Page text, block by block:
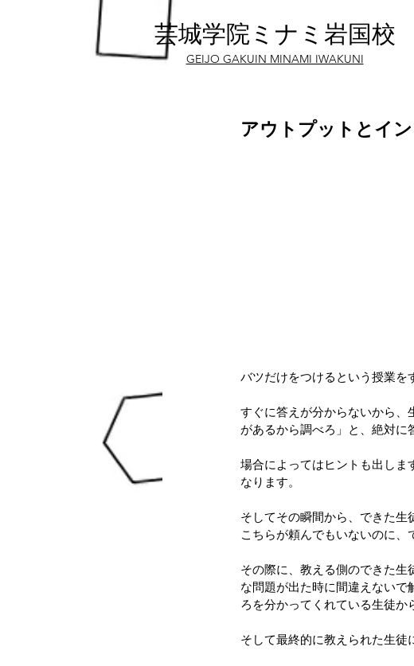
芸城学院ミナミ岩国校
GEIJO GAKUIN MINAMI IWAKUNI
アウトプットとイ
バツだけをつけるという授業を
すぐに答えが分からないから、
があるから調べろ」と、絶対に
場合によってはヒントも出しま
なります。
そしてその瞬間から、できた生
こちらが頼んでもいないのに、
その際に、教える側のできた生
な問題が出た時に間違えないで
ろを分かってくれている生徒か
そして最終的に教えられた生徒